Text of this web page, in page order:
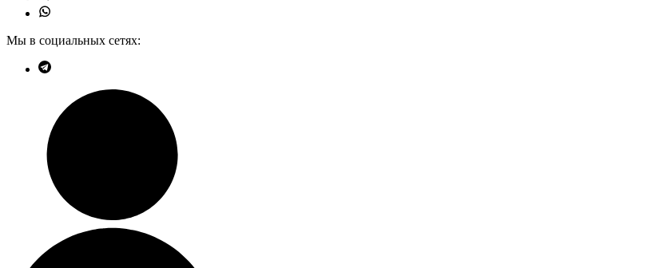
Мы в социальных сетях: